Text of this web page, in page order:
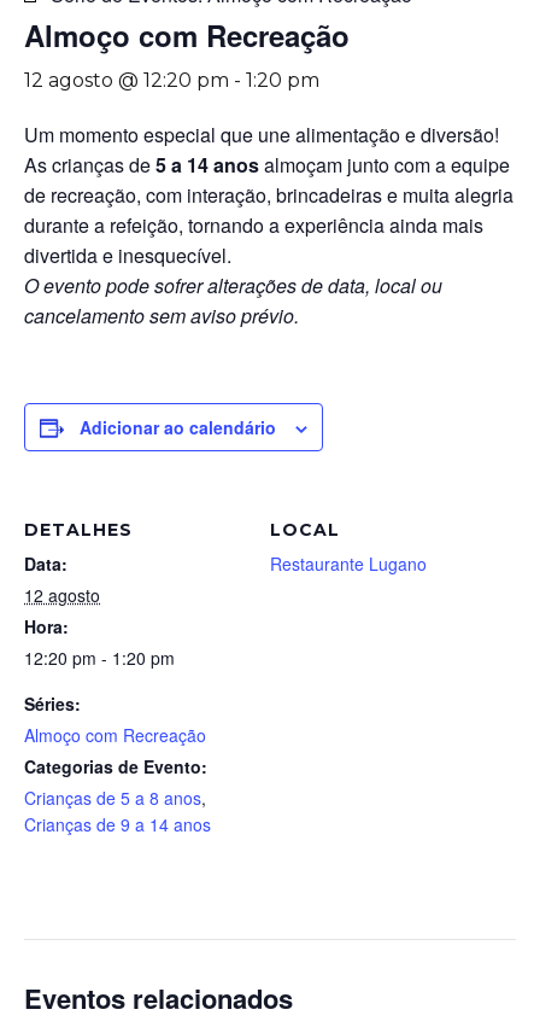
Almoço com Recreação
12 agosto @ 12:20 pm - 1:20 pm
Um momento especial que une alimentação e diversão!
As crianças de5 a 14 anosalmoçam junto com a equipe
de recreação, com interação, brincadeiras e muita alegria
durante a refeição, tornando a experiência ainda mais
divertida e inesquecível.
O evento pode sofrer alterações de data, local ou
cancelamento sem aviso prévio.
Adicionar ao calendário
DETALHES
Data:
12 agosto
Hora:
12:20 pm - 1:20 pm
Séries:
Almoço com Recreação
Categorias de Evento:
Crianças de 5 a 8 anos,
Crianças de 9 a 14 anos
LOCAL
Restaurante Lugano
Eventos relacionados